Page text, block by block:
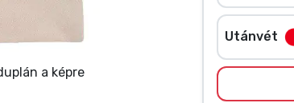
a képre
Utánvét